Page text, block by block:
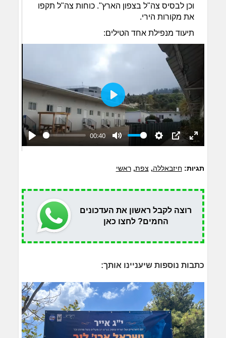
וכן לבסיס צה"ל בצפון הארץ". כוחות צה"ל תקפו
את מקורות הירי.
תיעוד מנפילת אחד הטילים:
Play
00:40
Mute Settings PIPEnter
Play
תגיות:חיזבאללה, צפת,ראשי
רוצה לקבל ראשון את העדכונים
החמים? לחצו כאן
כתבות נוספות שיעניינו אותך: